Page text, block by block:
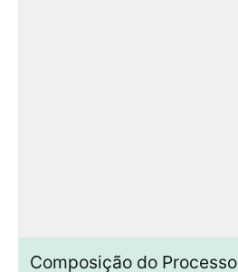
Composição do Processo